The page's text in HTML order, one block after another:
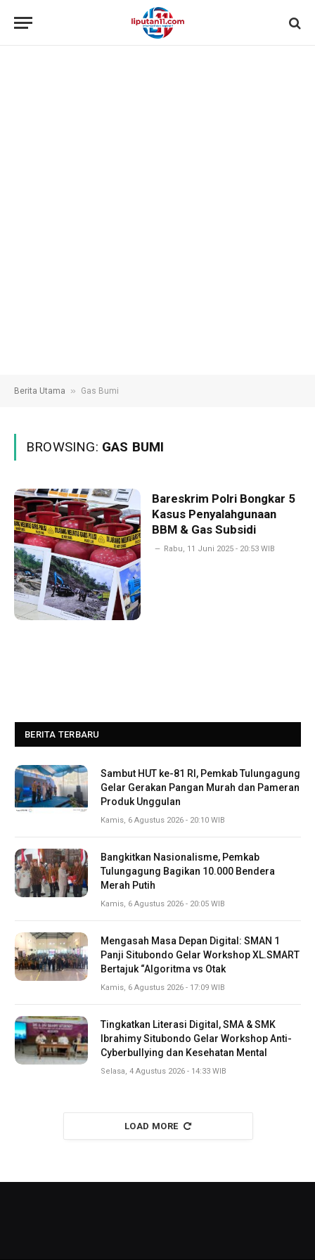
Berita Utama » Gas Bumi
BROWSING: GAS BUMI
Bareskrim Polri Bongkar 5
Kasus Penyalahgunaan
BBM & Gas Subsidi
Rabu, 11 Juni 2025 - 20:53 WIB
BERITA TERBARU
Sambut HUT ke-81 RI, Pemkab Tulungagung
Gelar Gerakan Pangan Murah dan Pameran
Produk Unggulan
Kamis, 6 Agustus 2026 - 20:10 WIB
Bangkitkan Nasionalisme, Pemkab
Tulungagung Bagikan 10.000 Bendera
Merah Putih
Kamis, 6 Agustus 2026 - 20:05 WIB
Mengasah Masa Depan Digital: SMAN 1
Panji Situbondo Gelar Workshop XL.SMART
Bertajuk “Algoritma vs Otak
Kamis, 6 Agustus 2026 - 17:09 WIB
Tingkatkan Literasi Digital, SMA & SMK
Ibrahimy Situbondo Gelar Workshop Anti-
Cyberbullying dan Kesehatan Mental
Selasa, 4 Agustus 2026 - 14:33 WIB
LOAD MORE